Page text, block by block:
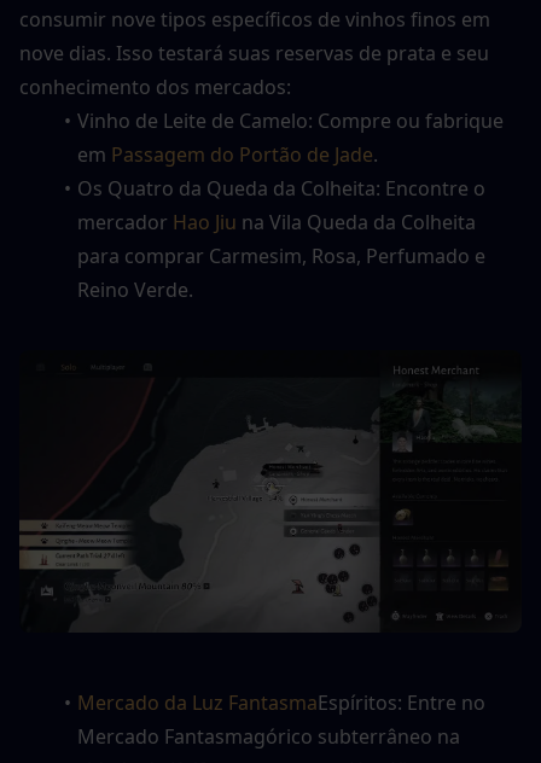
consumir nove tipos específicos de vinhos finos em
nove dias. Isso testará suas reservas de prata e seu
conhecimento dos mercados:
Vinho de Leite de Camelo: Compre ou fabrique
em Passagem do Portão de Jade.
Os Quatro da Queda da Colheita: Encontre o
mercador Hao Jiu na Vila Queda da Colheita
para comprar Carmesim, Rosa, Perfumado e
Reino Verde.
Mercado da Luz FantasmaEspíritos: Entre no
Mercado Fantasmagórico subterrâneo na